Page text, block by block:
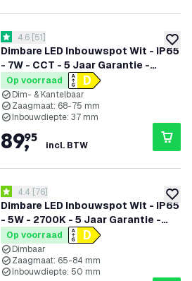
Dimbare LED Inbouwspot Wit - IP65
- 7W - CCT - 5 Jaar Garantie -
Geschikt voor de Badkamer
reviews drawer openen
4.6 score sterren
4.6 [51]
Op voorraad
Dim- & Kantelbaar
Zaagmaat: 68-75 mm
Inbouwdiepte: 37 mm
89,
95
incl. BTW
Dimbare LED Inbouwspot Wit - IP65
- 5W - 2700K - 5 Jaar Garantie -
Geschikt voor de Badkamer
reviews drawer openen
4.4 score sterren
4.4 [76]
Op voorraad
Dimbaar
Zaagmaat: 65-84 mm
Inbouwdiepte: 50 mm